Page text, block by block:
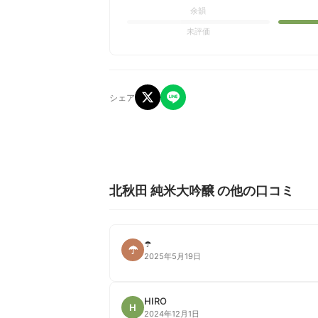
余韻
未評価
シェア
北秋田 純米大吟醸 の他の口コミ
☂
☂️
2025年5月19日
H
HIRO
2024年12月1日